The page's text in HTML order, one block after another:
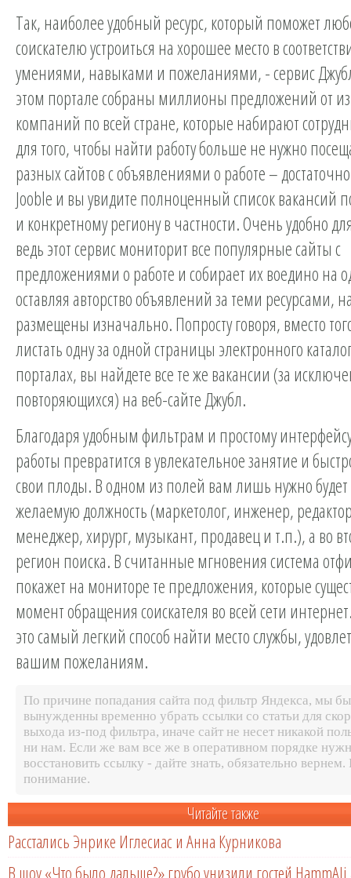
Так, наиболее удобный ресурс, который поможет
соискателю устроиться на хорошее место в
умениями, навыками и пожеланиями, - сервис
этом портале собраны миллионы предложений от
компаний по всей стране, которые набирают
для того, чтобы найти работу больше не нужно
разных сайтов с объявлениями о работе –
Jooble и вы увидите полноценный список вакансий
и конкретному региону в частности. Очень удобно
ведь этот сервис мониторит все популярные сайты с
предложениями о работе и собирает их воедино на
оставляя авторство объявлений за теми ресурсами,
размещены изначально. Попросту говоря, вместо
листать одну за одной страницы электронного
порталах, вы найдете все те же вакансии (за
повторяющихся) на веб-сайте Джубл.
Благодаря удобным фильтрам и простому
работы превратится в увлекательное занятие и
свои плоды. В одном из полей вам лишь нужно будет
желаемую должность (маркетолог, инженер,
менеджер, хирург, музыкант, продавец и т.п.), а во
регион поиска. В считанные мгновения система
покажет на мониторе те предложения, которые
момент обращения соискателя во всей сети
это самый легкий способ найти место службы,
вашим пожеланиям.
По причине попадания сайта под фильтр Яндекса, мы
вынужденны временно убрать ссылки со статьи для
выхода из-под фильтра, иначе сайт не несет никакой
ни нам. Если же вам все же в оперативном порядке
восстановить ссылку - дайте знать, обязательно
понимание.
Читайте также
Расстались Энрике Иглесиас и Анна Курникова
В шоу «Что было дальше?» грубо унизили гостей HammAli